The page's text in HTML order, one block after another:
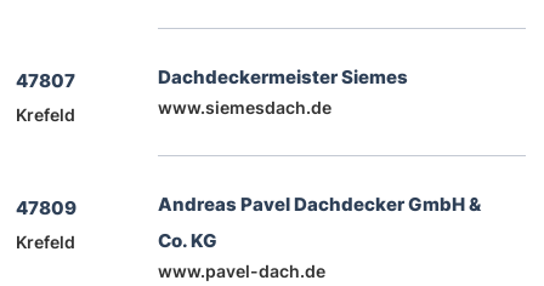
47807
Krefeld
Dachdeckermeister Siemes
www.siemesdach.de
47809
Krefeld
Andreas Pavel Dachdecker GmbH &
Co. KG
www.pavel-dach.de